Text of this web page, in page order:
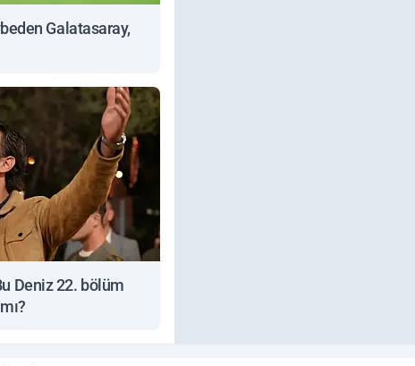
Galatasaray,
Deniz 22. bölüm